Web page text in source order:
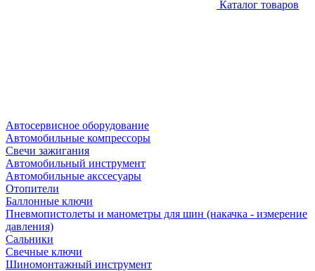
Каталог товаров
Автосервисное оборудование
Автомобильные компрессоры
Свечи зажигания
Автомобильный инструмент
Автомобильные акссесуары
Отопители
Баллонные ключи
Пневмопистолеты и манометры для шин (накачка - измерение
давления)
Сальники
Свечные ключи
Шиномонтажный инструмент